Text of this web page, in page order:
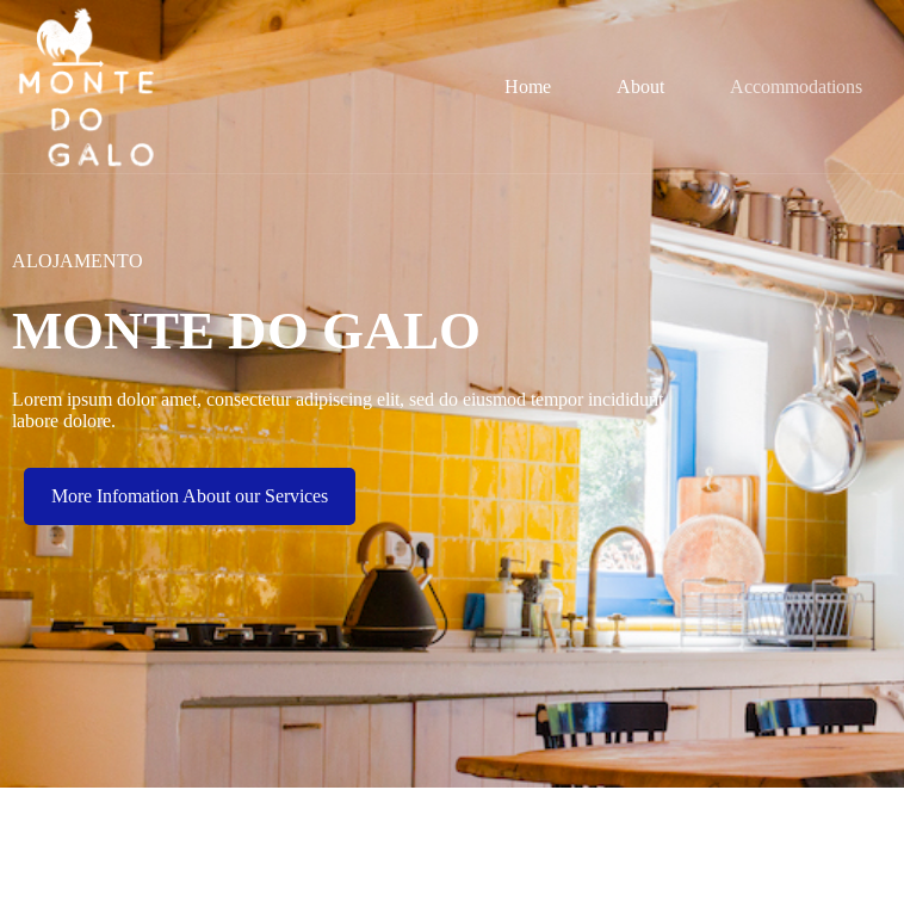
Home About Accommodations
ALOJAMENTO
MONTE DO GALO
Lorem ipsum dolor amet, consectetur adipiscing elit, sed do eiusmod tempor incididunt
labore dolore.
More Infomation About our Services